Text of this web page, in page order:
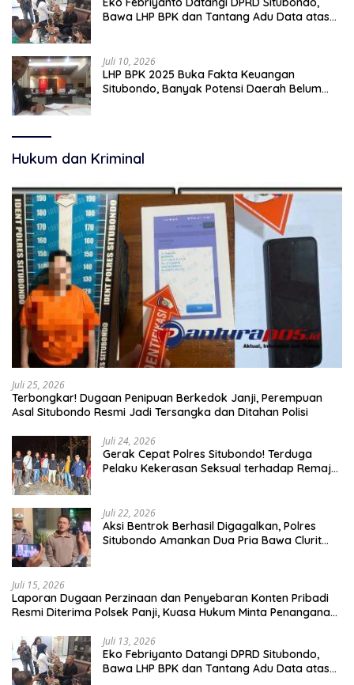
Bawa LHP BPK dan Tantang Adu Data atas
Juli 10, 2026
LHP BPK 2025 Buka Fakta Keuangan
Situbondo, Banyak Potensi Daerah Belum
Hukum dan Kriminal
Juli 25, 2026
Terbongkar! Dugaan Penipuan Berkedok Janji, Perempuan
Asal Situbondo Resmi Jadi Tersangka dan Ditahan Polisi
Juli 24, 2026
Gerak Cepat Polres Situbondo! Terduga
Pelaku Kekerasan Seksual terhadap Remaja
Juli 22, 2026
Aksi Bentrok Berhasil Digagalkan, Polres
Situbondo Amankan Dua Pria Bawa Clurit
Juli 15, 2026
Laporan Dugaan Perzinaan dan Penyebaran Konten Pribadi
Resmi Diterima Polsek Panji, Kuasa Hukum Minta Penanganan
Juli 13, 2026
Eko Febriyanto Datangi DPRD Situbondo,
Bawa LHP BPK dan Tantang Adu Data atas